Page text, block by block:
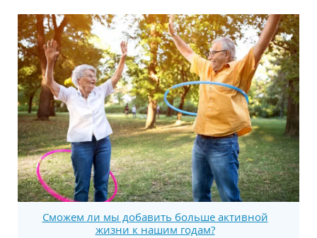
Сможем ли мы добавить больше активной
жизни к нашим годам?